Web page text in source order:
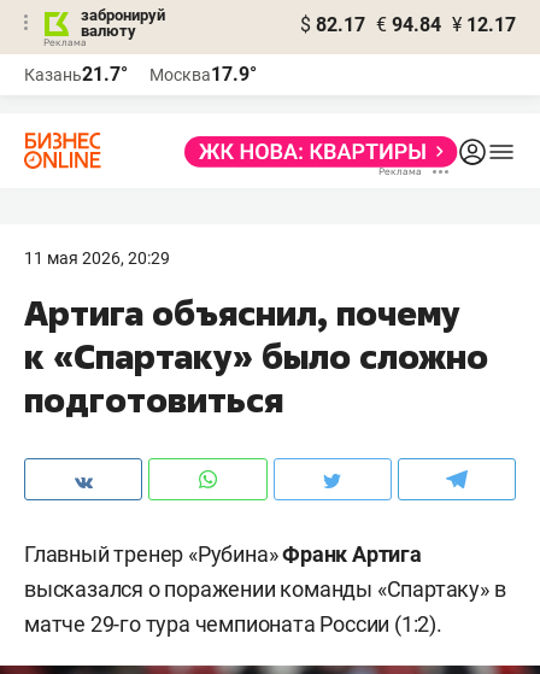
забронируй
валюту
$ 82.17 € 94.84 ¥ 12.17
Казань21.7° Москва17.9°
11 мая 2026, 20:29
Артига объяснил, почему
к «Спартаку» было сложно
подготовиться
Главный тренер «Рубина»Франк Артига
высказался о поражении команды «Спартаку» в
матче 29-го тура чемпионата России (1:2).